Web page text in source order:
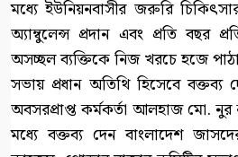
মধ্যে ইউনিয়নবাসীর জরুরি
অ্যাম্বুলেন্স প্রদান এবং প্রতি বছর
অসচ্ছল ব্যক্তিকে নিজ খরচে হজে
সভায় প্রধান অতিথি হিসেবে বক্তব্য
অবসরপ্রাপ্ত কর্মকর্তা আলহাজ মো.
মধ্যে বক্তব্য দেন বাংলাদেশ